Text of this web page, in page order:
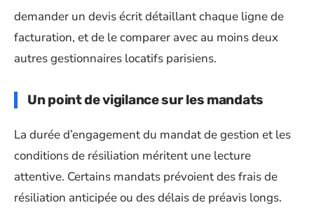
demander un devis écrit détaillant chaque ligne de
facturation, et de le comparer avec au moins deux
autres gestionnaires locatifs parisiens.
Un point de vigilance sur les mandats
La durée d’engagement du mandat de gestion et les
conditions de résiliation méritent une lecture
attentive. Certains mandats prévoient des frais de
résiliation anticipée ou des délais de préavis longs.